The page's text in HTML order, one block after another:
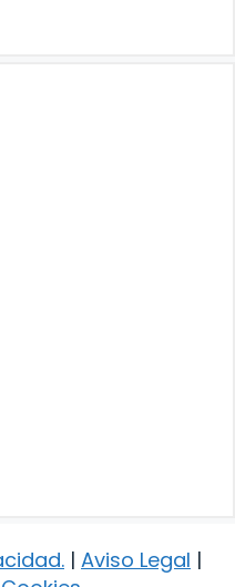
. | Aviso Legal |